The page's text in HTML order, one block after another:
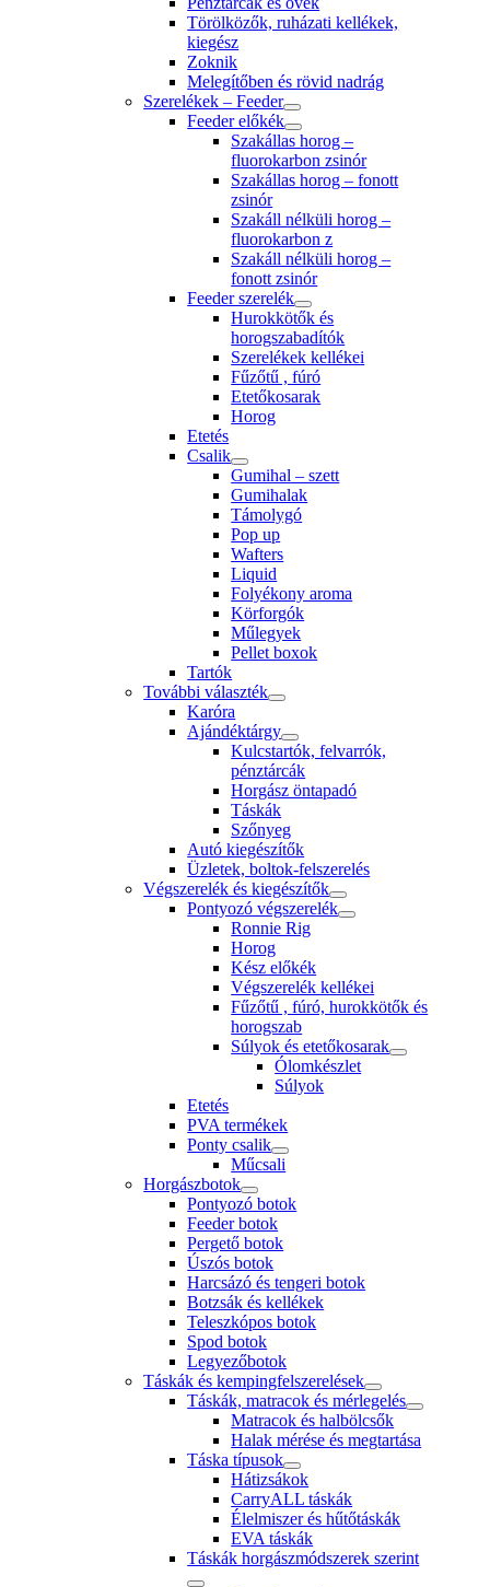
Törölközők, ruházati kellékek,
kiegész
Zoknik
Melegítőben és rövid nadrág
Szerelékek – Feeder
Feeder előkék
Szakállas horog –
fluorokarbon zsinór
Szakállas horog – fonott
zsinór
Szakáll nélküli horog –
fluorokarbon z
Szakáll nélküli horog –
fonott zsinór
Feeder szerelék
Hurokkötők és
horogszabadítók
Szerelékek kellékei
Fűzőtű , fúró
Etetőkosarak
Horog
Etetés
Csalik
Gumihal – szett
Gumihalak
Támolygó
Pop up
Wafters
Liquid
Folyékony aroma
Körforgók
Műlegyek
Pellet boxok
Tartók
További választék
Karóra
Ajándéktárgy
Kulcstartók, felvarrók,
pénztárcák
Horgász öntapadó
Táskák
Szőnyeg
Autó kiegészítők
Üzletek, boltok-felszerelés
Végszerelék és kiegészítők
Pontyozó végszerelék
Ronnie Rig
Horog
Kész előkék
Végszerelék kellékei
Fűzőtű , fúró, hurokkötők és
horogszab
Súlyok és etetőkosarak
Ólomkészlet
Súlyok
Etetés
PVA termékek
Ponty csalik
Műcsali
Horgászbotok
Pontyozó botok
Feeder botok
Pergető botok
Úszós botok
Harcsázó és tengeri botok
Botzsák és kellékek
Teleszkópos botok
Spod botok
Legyezőbotok
Táskák és kempingfelszerelések
Táskák, matracok és mérlegelés
Matracok és halbölcsők
Halak mérése és megtartása
Táska típusok
Hátizsákok
CarryALL táskák
Élelmiszer és hűtőtáskák
EVA táskák
Táskák horgászmódszerek szerint